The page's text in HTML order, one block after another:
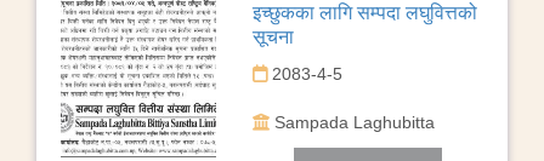
इच्छुकका लागि सम्पदा लघुवित्तको
सूचना
2083-4-5
Sampada Laghubitta